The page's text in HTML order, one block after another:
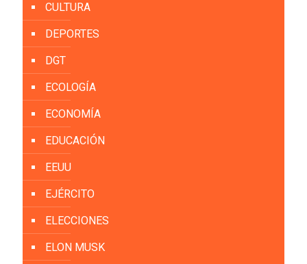
CULTURA
DEPORTES
DGT
ECOLOGÍA
ECONOMÍA
EDUCACIÓN
EEUU
EJÉRCITO
ELECCIONES
ELON MUSK